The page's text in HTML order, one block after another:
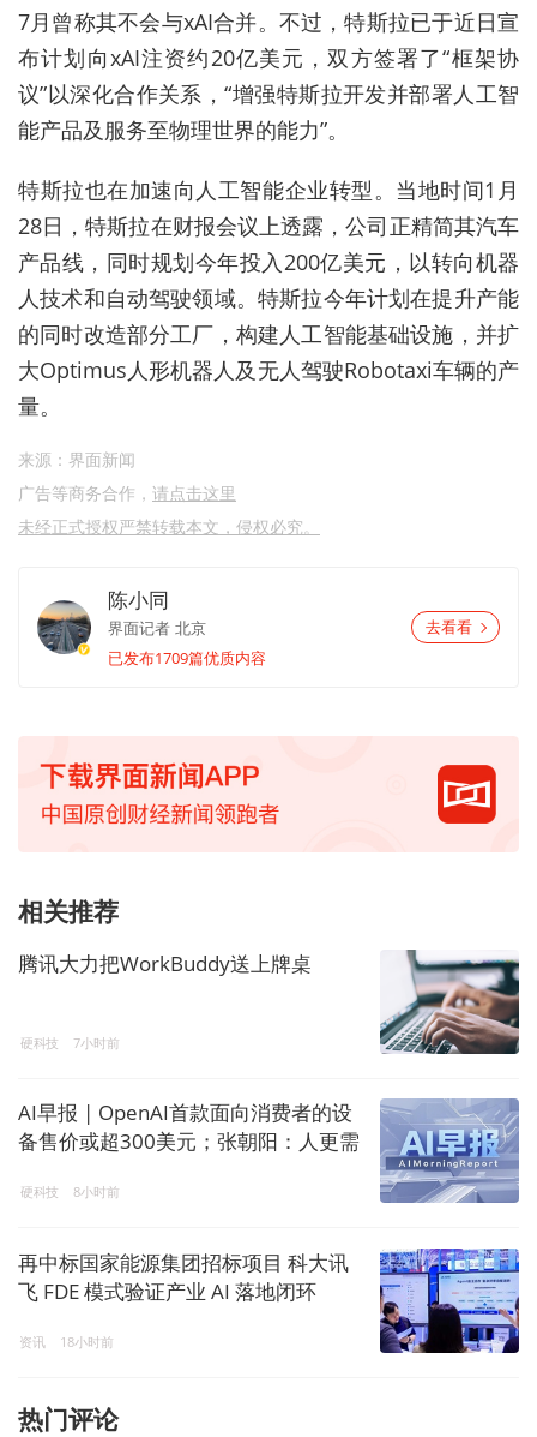
7月曾称其不会与xAI合并。不过，特斯拉已于近日宣
布计划向xAI注资约20亿美元，双方签署了“框架协
议”以深化合作关系，“增强特斯拉开发并部署人工智
能产品及服务至物理世界的能力”。
特斯拉也在加速向人工智能企业转型。当地时间1月
28日，特斯拉在财报会议上透露，公司正精简其汽车
产品线，同时规划今年投入200亿美元，以转向机器
人技术和自动驾驶领域。特斯拉今年计划在提升产能
的同时改造部分工厂，构建人工智能基础设施，并扩
大Optimus人形机器人及无人驾驶Robotaxi车辆的产
量。
来源：界面新闻
广告等商务合作， 请点击这里
未经正式授权严禁转载本文，侵权必究。
陈小同
界面记者 北京
已发布1709篇优质内容
去看看
相关推荐
腾讯大力把WorkBuddy送上牌桌
硬科技 7小时前
AI早报 | OpenAI首款面向消费者的设
备售价或超300美元；张朝阳：人更需
硬科技 8小时前
再中标国家能源集团招标项目 科大讯
飞 FDE 模式验证产业 AI 落地闭环
资讯 18小时前
热门评论